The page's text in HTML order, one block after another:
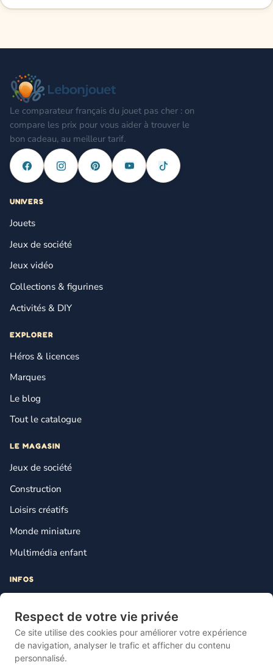
Respect de votre vie privée
Ce site utilise des cookies pour améliorer votre expérience
de navigation, analyser le trafic et afficher du contenu
personnalisé.
Le comparateur français du jouet pas cher : on
compare les prix pour vous aider à trouver le
bon cadeau, au meilleur tarif.
UNIVERS
Jouets
Jeux de société
Jeux vidéo
Collections & figurines
Activités & DIY
EXPLORER
Héros & licences
Marques
Le blog
Tout le catalogue
LE MAGASIN
Jeux de société
Construction
Loisirs créatifs
Monde miniature
Multimédia enfant
INFOS
Mentions légales
Plan du site